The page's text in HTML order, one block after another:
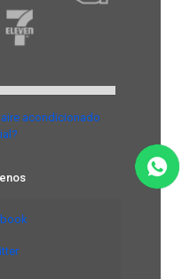
acondicionado